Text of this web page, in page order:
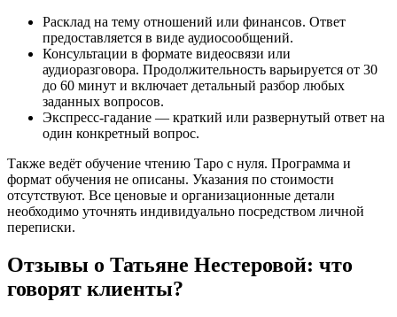
Расклад на тему отношений или финансов. Ответ
предоставляется в виде аудиосообщений.
Консультации в формате видеосвязи или
аудиоразговора. Продолжительность варьируется от 30
до 60 минут и включает детальный разбор любых
заданных вопросов.
Экспресс-гадание — краткий или развернутый ответ на
один конкретный вопрос.
Также ведёт обучение чтению Таро с нуля. Программа и
формат обучения не описаны. Указания по стоимости
отсутствуют. Все ценовые и организационные детали
необходимо уточнять индивидуально посредством личной
переписки.
Отзывы о Татьяне Нестеровой: что
говорят клиенты?